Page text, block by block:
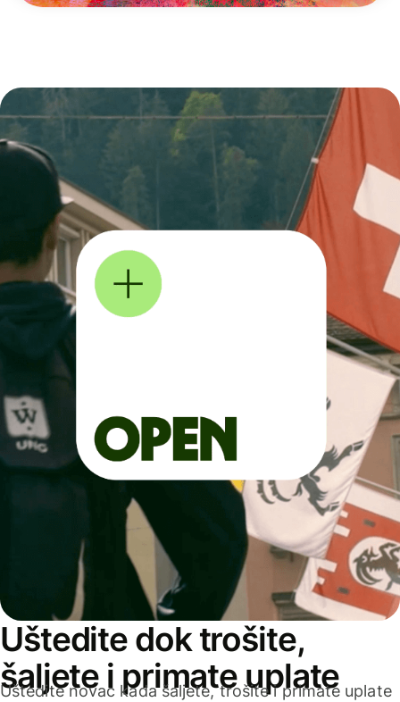
Uštedite dok trošite,
šaljete i primate uplate
Uštedite novac kada šaljete, trošite i primate uplate